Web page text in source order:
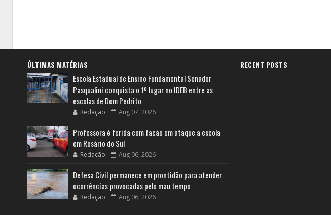
ÚLTIMAS MATÉRIAS
Escola Estadual de Ensino Fundamental Senador
Pasqualini conquista o 1º lugar no IDEB entre as
escolas de Dom Pedrito
Redação Aug 07, 2026
Professora é ferida com facão em ataque a escola
em Rosário do Sul
Redação Aug 06, 2026
Defesa Civil permanece em prontidão para atender
ocorrências provocadas pelo mau tempo
Redação Aug 06, 2026
RECENT POSTS